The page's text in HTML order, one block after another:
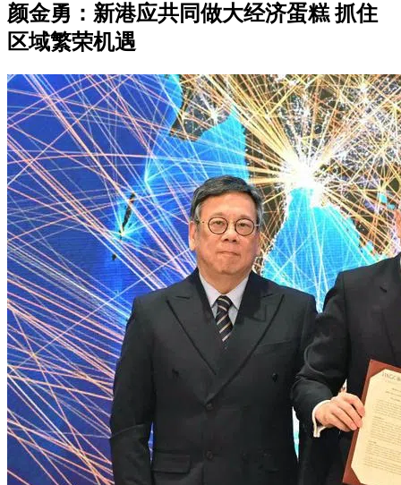
颜金勇：新港应共同做大经济蛋糕 抓住
区域繁荣机遇